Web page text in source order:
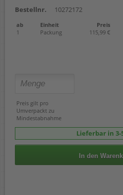
Bestellnr. 10272172
ab Einheit
Preis
1
Packung 115,99 €
Preis gilt pro
Umverpackt zu
Mindestabnahme
Lieferbar in 3-
In den